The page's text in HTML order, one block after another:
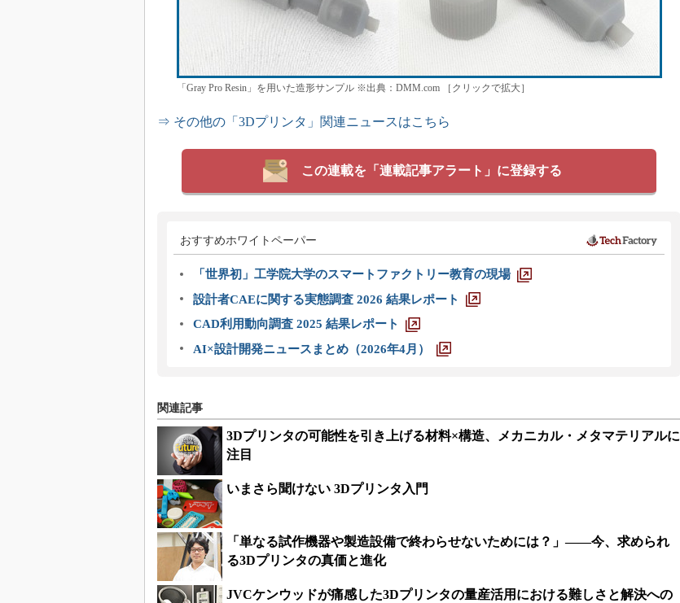
「Gray Pro Resin」を用いた造形サンプル ※出典：DMM.com ［クリックで拡大］
⇒ その他の「3Dプリンタ」関連ニュースはこちら
この連載を「連載記事アラート」に登録する
おすすめホワイトペーパー
「世界初」工学院大学のスマートファクトリー教育の現場
設計者CAEに関する実態調査 2026 結果レポート
CAD利用動向調査 2025 結果レポート
AI×設計開発ニュースまとめ（2026年4月）
関連記事
3Dプリンタの可能性を引き上げる材料×構造、メカニカル・メタマテリアルに
注目
いまさら聞けない 3Dプリンタ入門
「単なる試作機器や製造設備で終わらせないためには？」――今、求められ
る3Dプリンタの真価と進化
JVCケンウッドが痛感した3Dプリンタの量産活用における難しさと解決への